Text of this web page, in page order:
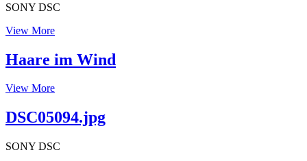
Place
SONY DSC
View MoreDSC05119.jpg
Haare im Wind
View MoreHaare
Wind
DSC05094.jpg
SONY DSC